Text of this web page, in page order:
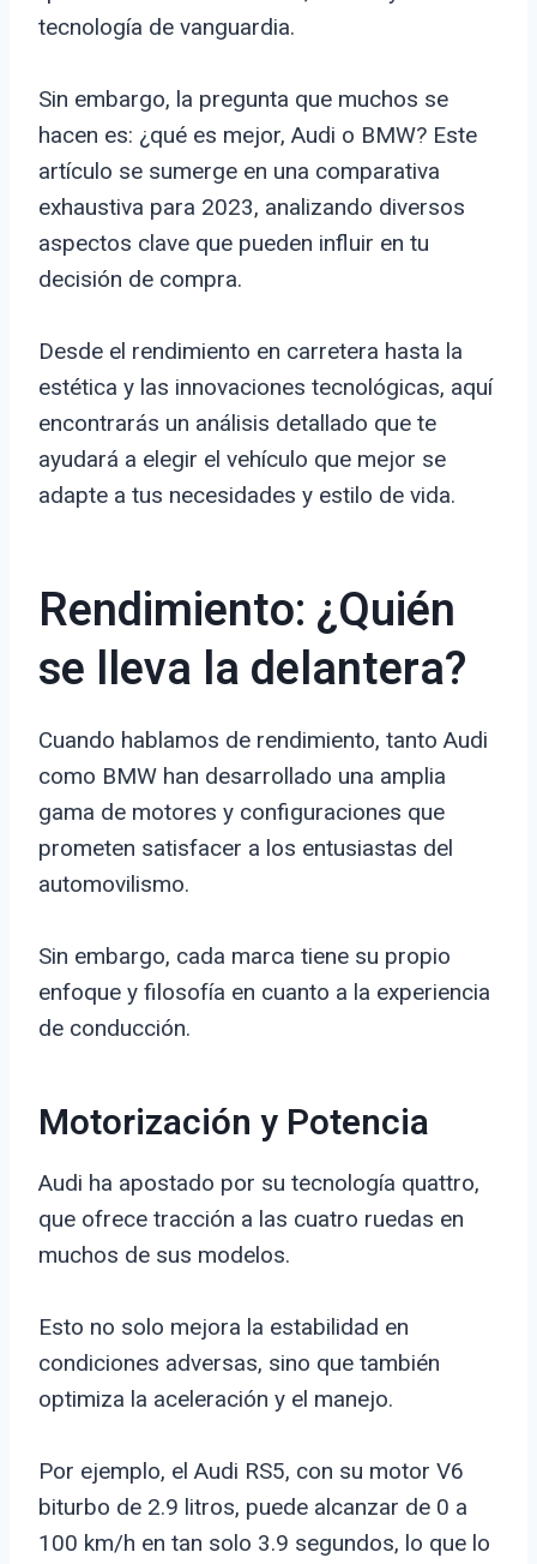
tecnología de vanguardia.
Sin embargo, la pregunta que muchos se
hacen es: ¿qué es mejor, Audi o BMW? Este
artículo se sumerge en una comparativa
exhaustiva para 2023, analizando diversos
aspectos clave que pueden influir en tu
decisión de compra.
Desde el rendimiento en carretera hasta la
estética y las innovaciones tecnológicas, aquí
encontrarás un análisis detallado que te
ayudará a elegir el vehículo que mejor se
adapte a tus necesidades y estilo de vida.
Rendimiento: ¿Quién
se lleva la delantera?
Cuando hablamos de rendimiento, tanto Audi
como BMW han desarrollado una amplia
gama de motores y configuraciones que
prometen satisfacer a los entusiastas del
automovilismo.
Sin embargo, cada marca tiene su propio
enfoque y filosofía en cuanto a la experiencia
de conducción.
Motorización y Potencia
Audi ha apostado por su tecnología quattro,
que ofrece tracción a las cuatro ruedas en
muchos de sus modelos.
Esto no solo mejora la estabilidad en
condiciones adversas, sino que también
optimiza la aceleración y el manejo.
Por ejemplo, el Audi RS5, con su motor V6
biturbo de 2.9 litros, puede alcanzar de 0 a
100 km/h en tan solo 3.9 segundos, lo que lo